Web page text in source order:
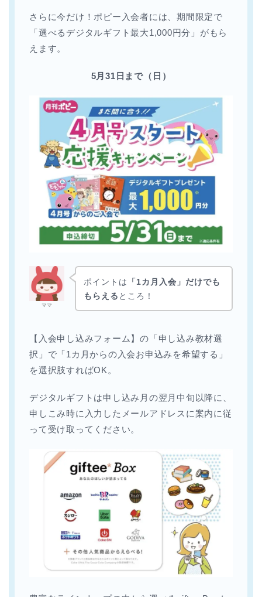
さらに今だけ！ポピー入会者には、期間限定で
「選べるデジタルギフト最大1,000円分」がもら
えます。
5月31日まで（日）
ママ
ポイントは
「1カ月入会」だけでも
もらえる ところ！
【入会申し込みフォーム】の「申し込み教材選
択」で「1カ月からの入会お申込みを希望する」
を選択肢すればOK。
デジタルギフトは申し込み月の翌月中旬以降に、
申しこみ時に入力したメールアドレスに案内に従
って受け取ってください。